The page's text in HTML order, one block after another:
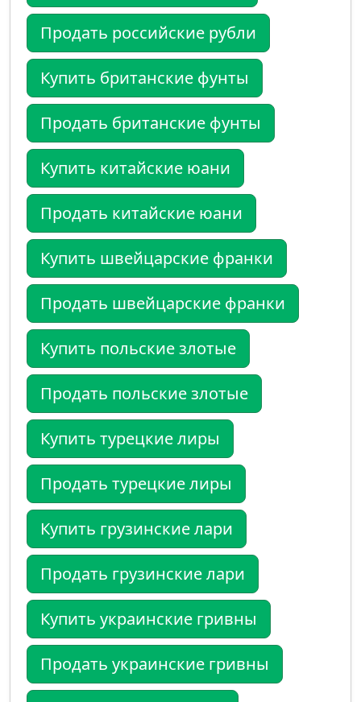
Продать российские рубли
Купить британские фунты
Продать британские фунты
Купить китайские юани
Продать китайские юани
Купить швейцарские франки
Продать швейцарские франки
Купить польские злотые
Продать польские злотые
Купить турецкие лиры
Продать турецкие лиры
Купить грузинские лари
Продать грузинские лари
Купить украинские гривны
Продать украинские гривны